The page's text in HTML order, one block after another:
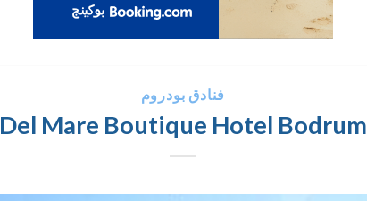
فنادق بودروم
Del Mare Boutique Hotel Bodrum